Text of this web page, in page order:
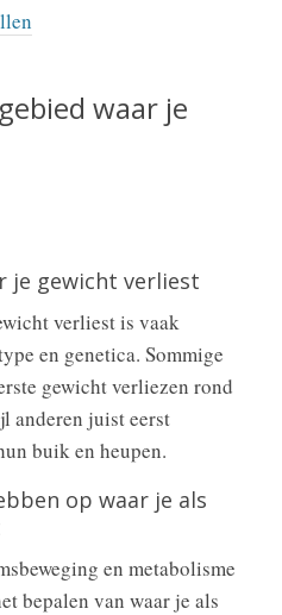
waar je
je gewicht verliest
verliest is vaak
en genetica. Sommige
gewicht verliezen rond
anderen juist eerst
buik en heupen.
op waar je als
en metabolisme
bepalen van waar je als